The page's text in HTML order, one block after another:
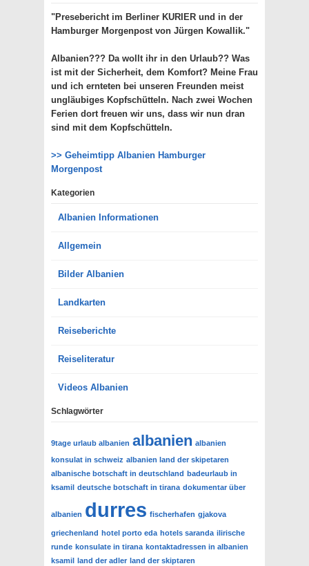
"Presebericht im Berliner KURIER und in der
Hamburger Morgenpost von Jürgen Kowallik."
Albanien??? Da wollt ihr in den Urlaub?? Was
ist mit der Sicherheit, dem Komfort? Meine Frau
und ich ernteten bei unseren Freunden meist
ungläubiges Kopfschütteln. Nach zwei Wochen
Ferien dort freuen wir uns, dass wir nun dran
sind mit dem Kopfschütteln.
>> Geheimtipp Albanien Hamburger
Morgenpost
Kategorien
Albanien Informationen
Allgemein
Bilder Albanien
Landkarten
Reiseberichte
Reiseliteratur
Videos Albanien
Schlagwörter
9tage urlaub albanien albanien albanien
konsulat in schweiz albanien land der skipetaren
albanische botschaft in deutschland badeurlaub in
ksamil deutsche botschaft in tirana dokumentar über
albanien durres fischerhafen gjakova
griechenland hotel porto eda hotels saranda ilirische
runde konsulate in tirana kontaktadressen in albanien
ksamil land der adler land der skiptaren